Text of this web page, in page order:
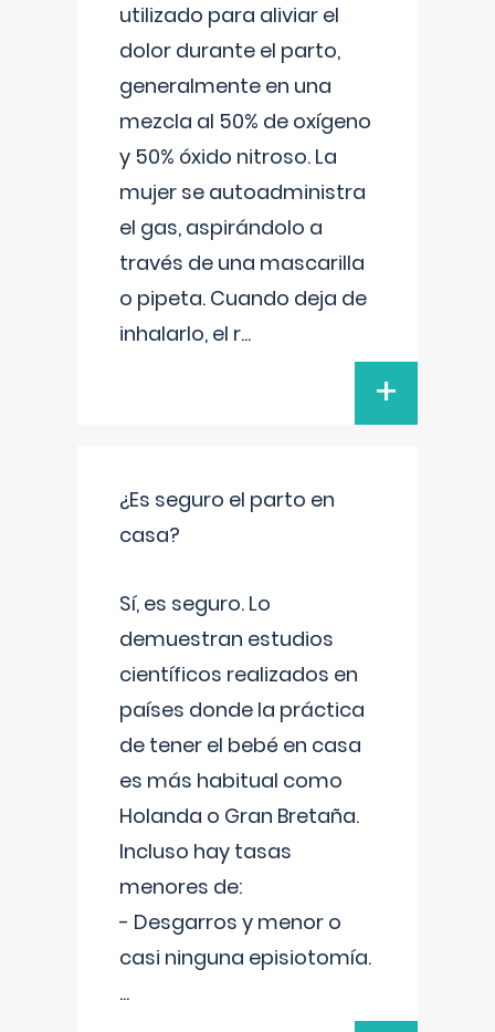
utilizado para aliviar el
dolor durante el parto,
generalmente en una
mezcla al 50% de oxígeno
y 50% óxido nitroso. La
mujer se autoadministra
el gas, aspirándolo a
través de una mascarilla
o pipeta. Cuando deja de
inhalarlo, el r...
+
¿Es seguro el parto en
casa?
Sí, es seguro. Lo
demuestran estudios
científicos realizados en
países donde la práctica
de tener el bebé en casa
es más habitual como
Holanda o Gran Bretaña.
Incluso hay tasas
menores de:
- Desgarros y menor o
casi ninguna episiotomía.
...